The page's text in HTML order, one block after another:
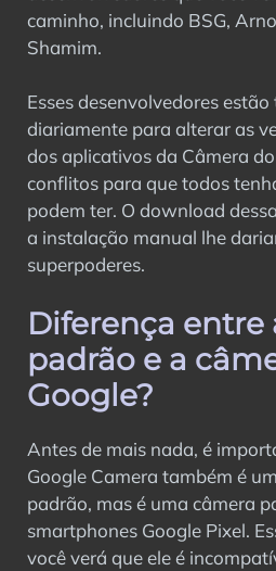
caminho, incluindo BSG,
Shamim.
Esses desenvolvedores
diariamente para alterar as
dos aplicativos da Câmera
conflitos para que todos
podem ter. O download
a instalação manual lhe
superpoderes.
Diferença entre
padrão e a
Google?
Antes de mais nada, é
Google Camera também é
padrão, mas é uma câmera
smartphones Google Pixel.
você verá que ele é